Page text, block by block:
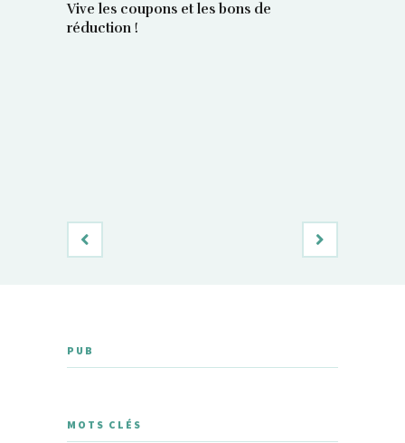
Vive les coupons et les bons de
réduction !
PUB
MOTS CLÉS